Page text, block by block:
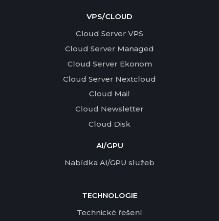
VPS/CLOUD
Cloud Server VPS
Cloud Server Managed
Cloud Server Ekonom
Cloud Server Nextcloud
Cloud Mail
Cloud Newsletter
Cloud Disk
AI/GPU
Nabídka AI/GPU služeb
TECHNOLOGIE
Technické řešení